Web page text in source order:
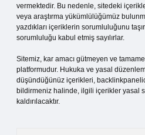
vermektedir. Bu nedenle, sitedeki
veya araştırma yükümlülüğümüz
yazdıkları içeriklerin sorumluluğunu
sorumluluğu kabul etmiş sayılırlar.
Sitemiz, kar amacı gütmeyen ve
platformudur. Hukuka ve yasal
düşündüğünüz içerikleri,
bildirmeniz halinde, ilgili içerikler yasal
kaldırılacaktır.